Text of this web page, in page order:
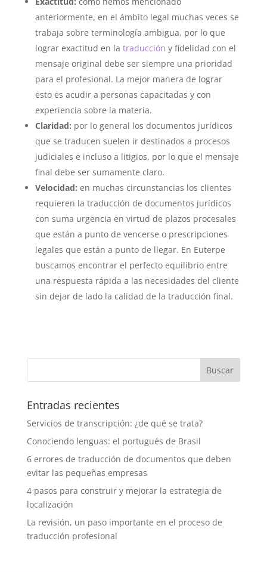
anteriormente, en el ámbito legal muchas veces se
trabaja sobre terminología ambigua, por lo que
lograr exactitud en la traducción y fidelidad con el
mensaje original debe ser siempre una prioridad
para el profesional. La mejor manera de lograr
esto es acudir a personas capacitadas y con
experiencia sobre la materia.
Claridad: por lo general los documentos jurídicos
que se traducen suelen ir destinados a procesos
judiciales e incluso a litigios, por lo que el mensaje
final debe ser sumamente claro.
Velocidad: en muchas circunstancias los clientes
requieren la traducción de documentos jurídicos
con suma urgencia en virtud de plazos procesales
que están a punto de vencerse o prescripciones
legales que están a punto de llegar. En Euterpe
buscamos encontrar el perfecto equilibrio entre
una respuesta rápida a las necesidades del cliente
sin dejar de lado la calidad de la traducción final.
Entradas recientes
Servicios de transcripción: ¿de qué se trata?
Conociendo lenguas: el portugués de Brasil
6 errores de traducción de documentos que deben
evitar las pequeñas empresas
4 pasos para construir y mejorar la estrategia de
localización
La revisión, un paso importante en el proceso de
traducción profesional